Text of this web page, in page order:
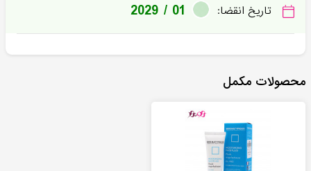
تاریخ انقضا: 2029 / 01
محصولات مکمل